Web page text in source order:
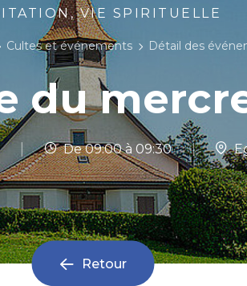
VIE SPIRITUELLE
Cultes et événements Détail des
du
| De 09:00 à 09:30 |
Retour